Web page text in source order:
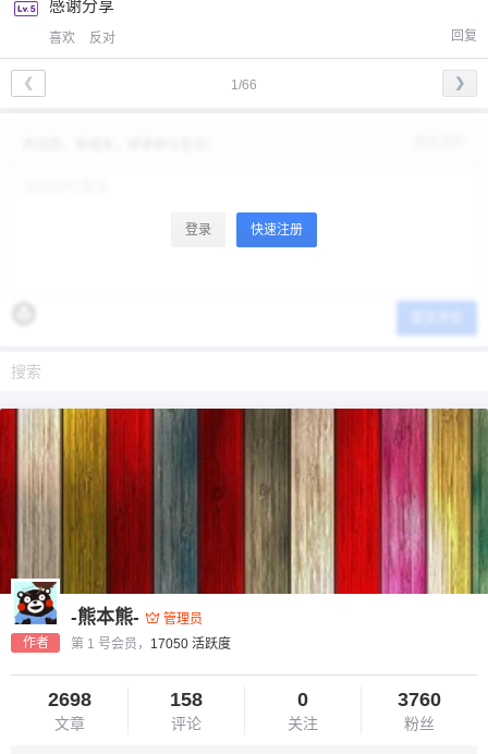
感谢分享
喜欢 反对 回复
1/66
❮ ❯
登录 快速注册
作者
-熊本熊-
管理员
第 1 号会员， 17050 活跃度
2698
文章
158
评论
0
关注
3760
粉丝